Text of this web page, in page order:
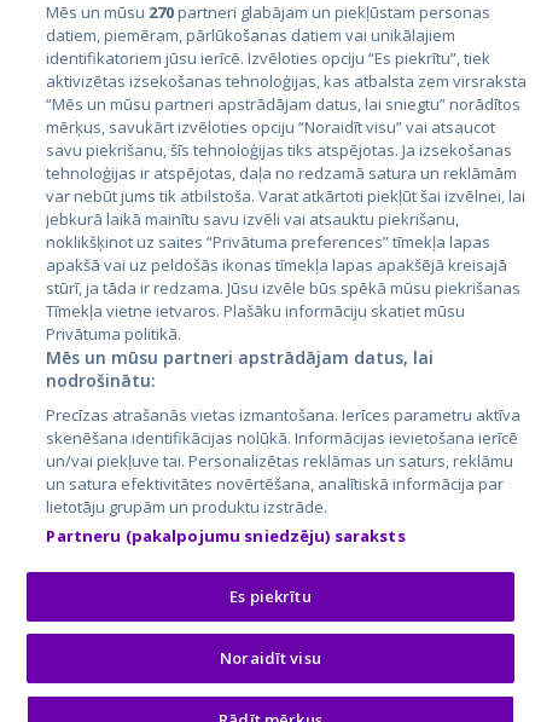
Страны
Эстония
Латвия
Литва
City24.lv
City24.ee
GetaPro.lv
GetaPro.ee
Skelbiu.lt
Autoplius.lt
Aruodas.lt
CVbankas.lt
Kainos.lt
Paslaugos.lt
auto24.ee
Osta.ee
KuldneBörs.ee
© 2026 GetaPro. Все права защищены.
Mēs un mūsu 270partneri glabājam un piekļūstam personas
datiem, piemēram, pārlūkošanas datiem vai unikālajiem
identifikatoriem jūsu ierīcē. Izvēloties opciju “Es piekrītu”, tiek
aktivizētas izsekošanas tehnoloģijas, kas atbalsta zem virsraksta
“Mēs un mūsu partneri apstrādājam datus, lai sniegtu” norādītos
mērķus, savukārt izvēloties opciju “Noraidīt visu” vai atsaucot
savu piekrišanu, šīs tehnoloģijas tiks atspējotas. Ja izsekošanas
tehnoloģijas ir atspējotas, daļa no redzamā satura un reklāmām
var nebūt jums tik atbilstoša. Varat atkārtoti piekļūt šai izvēlnei, lai
jebkurā laikā mainītu savu izvēli vai atsauktu piekrišanu,
noklikšķinot uz saites “Privātuma preferences” tīmekļa lapas
apakšā vai uz peldošās ikonas tīmekļa lapas apakšējā kreisajā
stūrī, ja tāda ir redzama. Jūsu izvēle būs spēkā mūsu piekrišanas
Tīmekļa vietne ietvaros. Plašāku informāciju skatiet mūsu
Privātuma politikā.
Mēs un mūsu partneri apstrādājam datus, lai
nodrošinātu:
Precīzas atrašanās vietas izmantošana. Ierīces parametru aktīva
skenēšana identifikācijas nolūkā. Informācijas ievietošana ierīcē
un/vai piekļuve tai. Personalizētas reklāmas un saturs, reklāmu
un satura efektivitātes novērtēšana, analītiskā informācija par
lietotāju grupām un produktu izstrāde.
Partneru (pakalpojumu sniedzēju) saraksts
Es piekrītu
Noraidīt visu